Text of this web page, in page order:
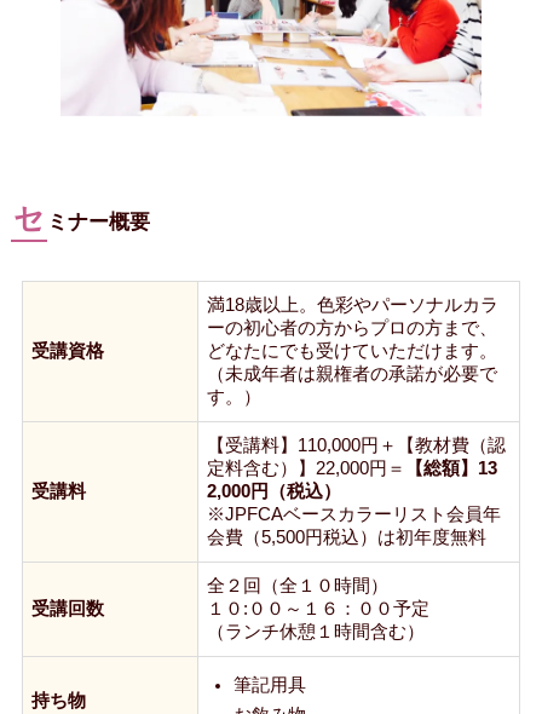
セ ミナー概要
受講資格
満18歳以上。色彩やパーソナルカラ
ーの初心者の方からプロの方まで、
どなたにでも受けていただけます。
（未成年者は親権者の承諾が必要で
す。）
受講料
【受講料】110,000円＋【教材費（認
定料含む）】22,000円＝
【総額】13
2,000円（税込）
※JPFCAベースカラーリスト会員年
会費（5,500円税込）は初年度無料
受講回数
全２回（全１０時間）
１０:００～１６：００予定
（ランチ休憩１時間含む）
持ち物
筆記用具